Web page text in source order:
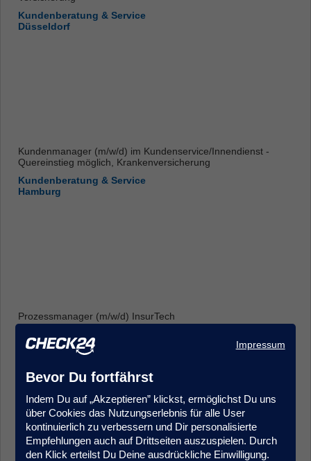
Kundenberatung & Service
Düsseldorf
Kundenmanager (m/w/d) im Kundenservice/Innendienst -
Quereinstieg möglich, Krankenversicherung
Kundenberatung & Service
Hamburg
Prozessmanager (m/w/d) InsurTech
Frankfurt
Impressum
Bevor Du fortfährst
Indem Du auf „Akzeptieren” klickst, ermöglichst Du uns
über Cookies das Nutzungserlebnis für alle User
kontinuierlich zu verbessern und Dir personalisierte
Empfehlungen auch auf Drittseiten auszuspielen. Durch
den Klick erteilst Du Deine ausdrückliche Einwilligung.